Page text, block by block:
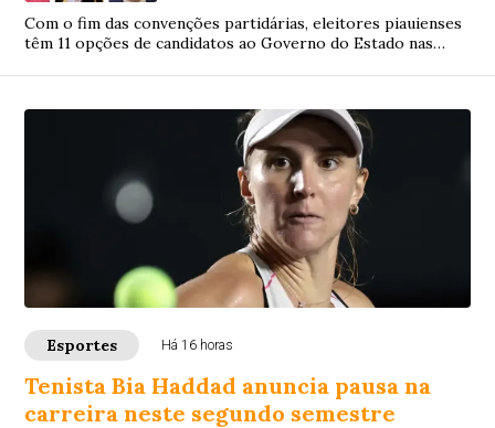
Com o fim das convenções partidárias, eleitores piauienses
têm 11 opções de candidatos ao Governo do Estado nas
Esportes Há 16 horas
Tenista Bia Haddad anuncia pausa na
carreira neste segundo semestre